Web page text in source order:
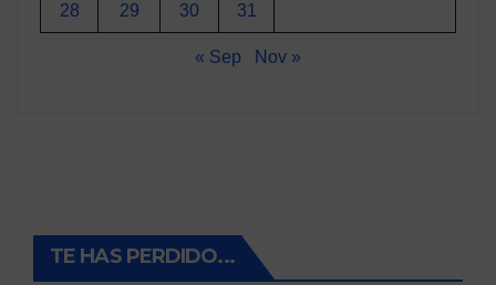
28 29 30 31
« Sep Nov »
TE HAS PERDIDO...